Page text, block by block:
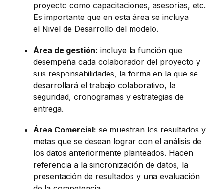
proyecto como capacitaciones, asesorías, etc.
Es importante que en esta área se incluya
el Nivel de Desarrollo del modelo.
Área de gestión: incluye la función que
desempeña cada colaborador del proyecto y
sus responsabilidades, la forma en la que se
desarrollará el trabajo colaborativo, la
seguridad, cronogramas y estrategias de
entrega.
Área Comercial: se muestran los resultados y
metas que se desean lograr con el análisis de
los datos anteriormente planteados. Hacen
referencia a la sincronización de datos, la
presentación de resultados y una evaluación